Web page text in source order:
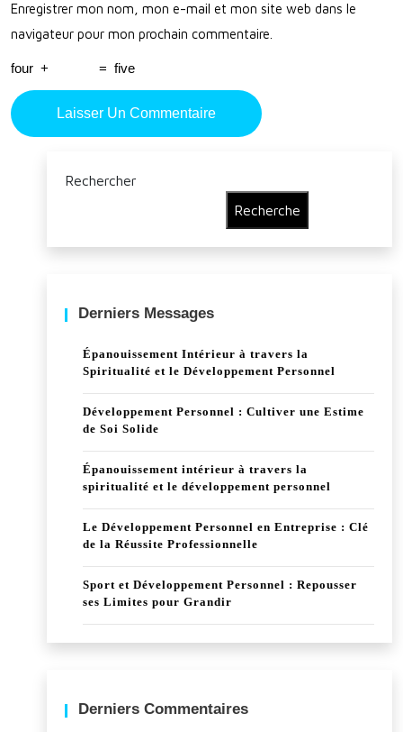
Per
Enregistrer mon nom, mon e-mail et mon site web dans le
navigateur pour mon prochain commentaire.
four + = five
Rechercher
Recherche
Derniers Messages
Épanouissement Intérieur à travers la
Spiritualité et le Développement Personnel
Développement Personnel : Cultiver une Estime
de Soi Solide
Épanouissement intérieur à travers la
spiritualité et le développement personnel
Le Développement Personnel en Entreprise : Clé
de la Réussite Professionnelle
Sport et Développement Personnel : Repousser
ses Limites pour Grandir
Derniers Commentaires